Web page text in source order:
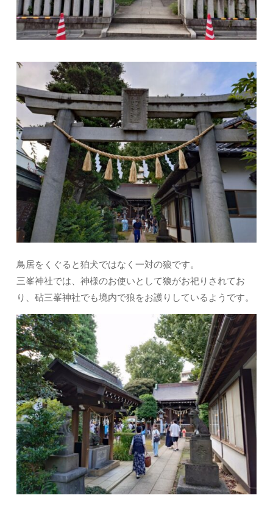
鳥居をくぐると狛犬ではなく一対の狼です。
三峯神社では、神様のお使いとして狼がお祀りされてお
り、砧三峯神社でも境内で狼をお護りしているようです。